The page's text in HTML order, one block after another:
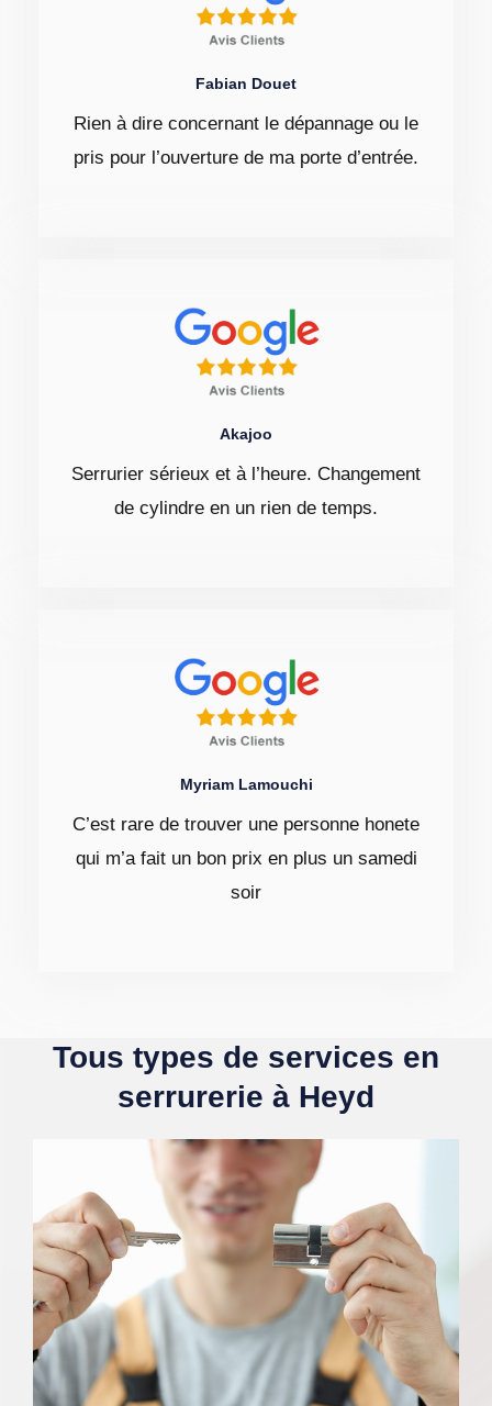
Fabian Douet
Rien à dire concernant le dépannage ou le
pris pour l’ouverture de ma porte d’entrée.
Akajoo
Serrurier sérieux et à l’heure. Changement
de cylindre en un rien de temps.
Myriam Lamouchi
C’est rare de trouver une personne honete
qui m’a fait un bon prix en plus un samedi
soir
Tous types de services en
serrurerie à Heyd